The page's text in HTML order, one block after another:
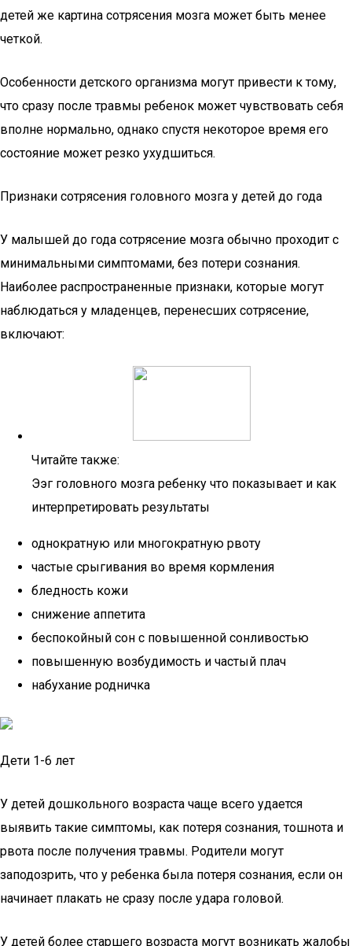
детей же картина сотрясения мозга может быть менее
четкой.
Особенности детского организма могут привести к тому,
что сразу после травмы ребенок может чувствовать себя
вполне нормально, однако спустя некоторое время его
состояние может резко ухудшиться.
Признаки сотрясения головного мозга у детей до года
У малышей до года сотрясение мозга обычно проходит с
минимальными симптомами, без потери сознания.
Наиболее распространенные признаки, которые могут
наблюдаться у младенцев, перенесших сотрясение,
включают:
Читайте также:
Ээг головного мозга ребенку что показывает и как
интерпретировать результаты
однократную или многократную рвоту
частые срыгивания во время кормления
бледность кожи
снижение аппетита
беспокойный сон с повышенной сонливостью
повышенную возбудимость и частый плач
набухание родничка
Дети 1-6 лет
У детей дошкольного возраста чаще всего удается
выявить такие симптомы, как потеря сознания, тошнота и
рвота после получения травмы. Родители могут
заподозрить, что у ребенка была потеря сознания, если он
начинает плакать не сразу после удара головой.
У детей более старшего возраста могут возникать жалобы